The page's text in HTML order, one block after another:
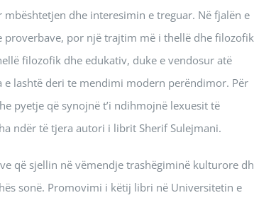
dhe interesimin e treguar. Në fjalën e
por një trajtim më i thellë dhe
filozofik dhe edukativ, duke e vendosur atë
lashtë deri te mendimi modern perëndimor. Për
pyetje që synojnë t’i ndihmojnë lexuesit të
ndër të tjera autori i librit Sherif Sulejmani.
që sjellin në vëmendje trashëgiminë kulturore
sonë. Promovimi i këtij libri në Universitetin e